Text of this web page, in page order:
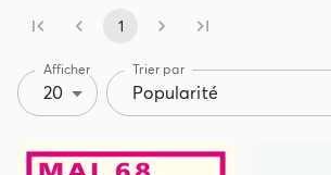
1
Afficher
20
Trier par
Popularité